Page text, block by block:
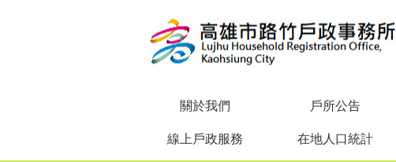
關於我們 戶所公告
線上戶政服務 在地人口統計